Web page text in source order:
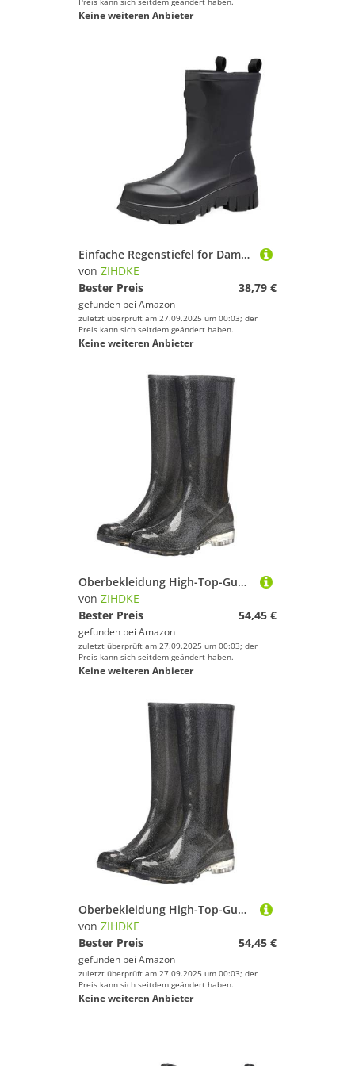
Keine weiteren Anbieter
Einfache Regenstiefel for Damen, Herbst und Winter, for Erwachsene, Bequeme, rutschfeste Gummischuhe mit Dicker Sohle Für Industrie Handwerk(Black,37)
von ZIHDKE
Bester Preis
38,79 €
gefunden bei Amazon
zuletzt überprüft am 27.09.2025 um 00:03; der
Preis kann sich seitdem geändert haben.
Keine weiteren Anbieter
Oberbekleidung High-Top-Gummistiefel for Damen, Farbverlauf-Gummistiefel, wasserdicht, rutschfeste Gummischuhe, hübsche Regenstiefel for Erwachsene Für Industrie Handwerk(Black,40)
von ZIHDKE
Bester Preis
54,45 €
gefunden bei Amazon
zuletzt überprüft am 27.09.2025 um 00:03; der
Preis kann sich seitdem geändert haben.
Keine weiteren Anbieter
Oberbekleidung High-Top-Gummistiefel for Damen, Farbverlauf-Gummistiefel, wasserdicht, rutschfeste Gummischuhe, hübsche Regenstiefel for Erwachsene Für Industrie Handwerk(Black,36)
von ZIHDKE
Bester Preis
54,45 €
gefunden bei Amazon
zuletzt überprüft am 27.09.2025 um 00:03; der
Preis kann sich seitdem geändert haben.
Keine weiteren Anbieter